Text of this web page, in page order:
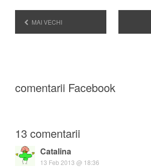
MAI VECHI
comentarii Facebook
13 comentarii
Catalina
13 Feb 2013 @ 18:36